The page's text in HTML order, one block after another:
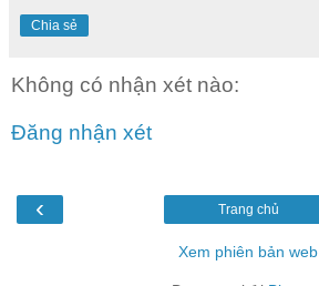
Chia sẻ
Không có nhận xét nào:
Đăng nhận xét
‹ Trang chủ
Xem phiên bản web